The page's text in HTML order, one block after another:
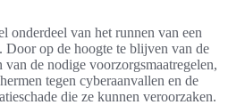
onderdeel van het runnen van een
op de hoogte te blijven van de
van de nodige voorzorgsmaatregelen,
tegen cyberaanvallen en de
die ze kunnen veroorzaken.